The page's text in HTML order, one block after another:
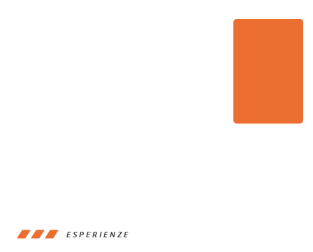
ESPERIENZE